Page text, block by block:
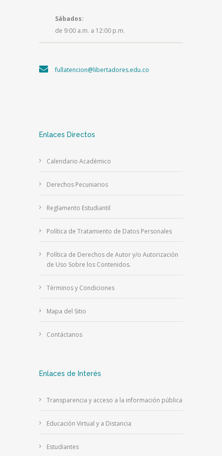
Sábados:
de 9:00 a.m. a 12:00 p.m.
fullatencion@libertadores.edu.co
Enlaces Directos
Calendario Académico
Derechos Pecuniarios
Reglamento Estudiantil
Política de Tratamiento de Datos Personales
Política de Derechos de Autor y/o Autorización
de Uso Sobre los Contenidos.
Términos y Condiciones
Mapa del Sitio
Contáctanos
Enlaces de Interés
Transparencia y acceso a la información pública
Educación Virtual y a Distancia
Estudiantes